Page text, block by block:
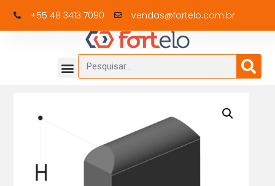
+55 48 3413 7090 vendas@fortelo.com.br